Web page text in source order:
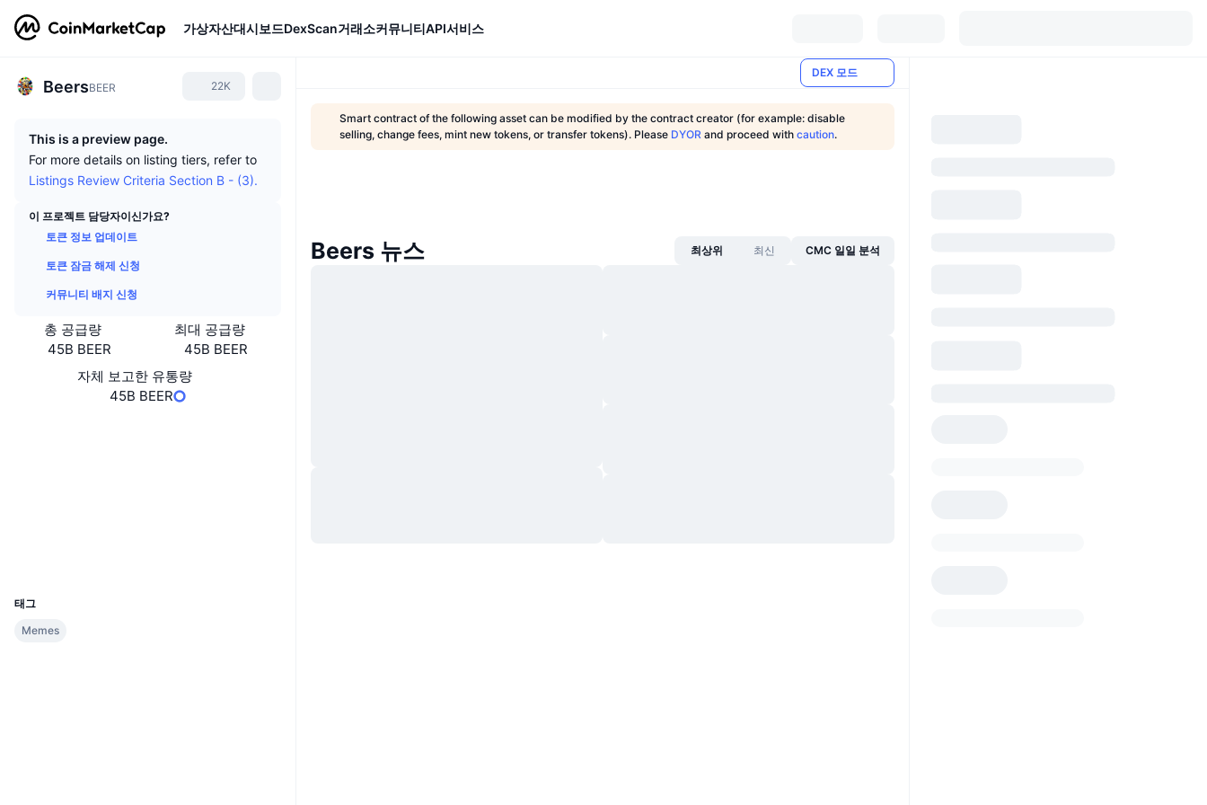
가상자산대시보드DexScan거래소커뮤니티API서비스
BeersBEER 22K
This is a preview page.
For more details on listing tiers, refer to
Listings Review Criteria Section B - (3).
이 프로젝트 담당자이신가요?
토큰 정보 업데이트
토큰 잠금 해제 신청
커뮤니티 배지 신청
총 공급량
45B BEER
최대 공급량
45B BEER
자체 보고한 유통량
45B BEER
태그
Memes
DEX 모드
Smart contract of the following asset can be modified by the contract creator (for example: disable
selling, change fees, mint new tokens, or transfer tokens). Please DYOR and proceed with caution.
Beers 뉴스 최상위 최신 CMC 일일 분석